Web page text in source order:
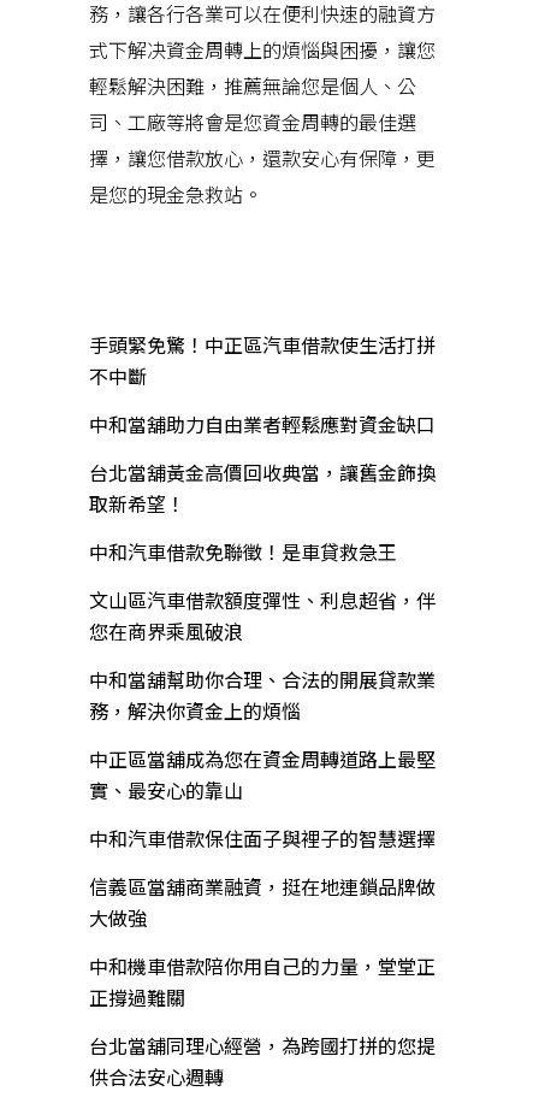
務，讓各行各業可以在便利快速的融資方
式下解决資金周轉上的煩惱與困擾，讓您
輕鬆解決困難，推薦無論您是個人、公
司、工廠等將會是您資金周轉的最佳選
擇，讓您借款放心，還款安心有保障，更
是您的現金急救站。
手頭緊免驚！中正區汽車借款使生活打拼
不中斷
中和當舖助力自由業者輕鬆應對資金缺口
台北當舖黃金高價回收典當，讓舊金飾換
取新希望！
中和汽車借款免聯徵！是車貸救急王
文山區汽車借款額度彈性、利息超省，伴
您在商界乘風破浪
中和當舖幫助你合理、合法的開展貸款業
務，解決你資金上的煩惱
中正區當舖成為您在資金周轉道路上最堅
實、最安心的靠山
中和汽車借款保住面子與裡子的智慧選擇
信義區當舖商業融資，挺在地連鎖品牌做
大做強
中和機車借款陪你用自己的力量，堂堂正
正撐過難關
台北當舖同理心經營，為跨國打拼的您提
供合法安心週轉